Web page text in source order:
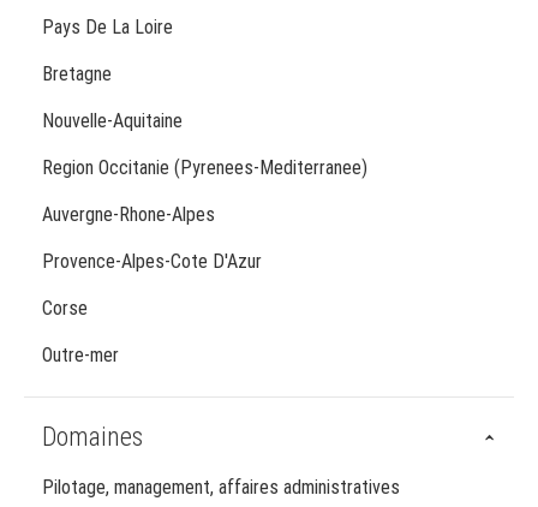
Pays De La Loire
Bretagne
Nouvelle-Aquitaine
Region Occitanie (Pyrenees-Mediterranee)
Auvergne-Rhone-Alpes
Provence-Alpes-Cote D'Azur
Corse
Outre-mer
Domaines
Pilotage, management, affaires administratives